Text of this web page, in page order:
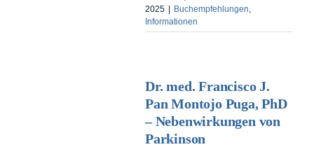
2025
Buchempfehlungen,
Informationen
Dr. med. Francisco J.
Pan Montojo Puga, PhD
– Nebenwirkungen von
Parkinson